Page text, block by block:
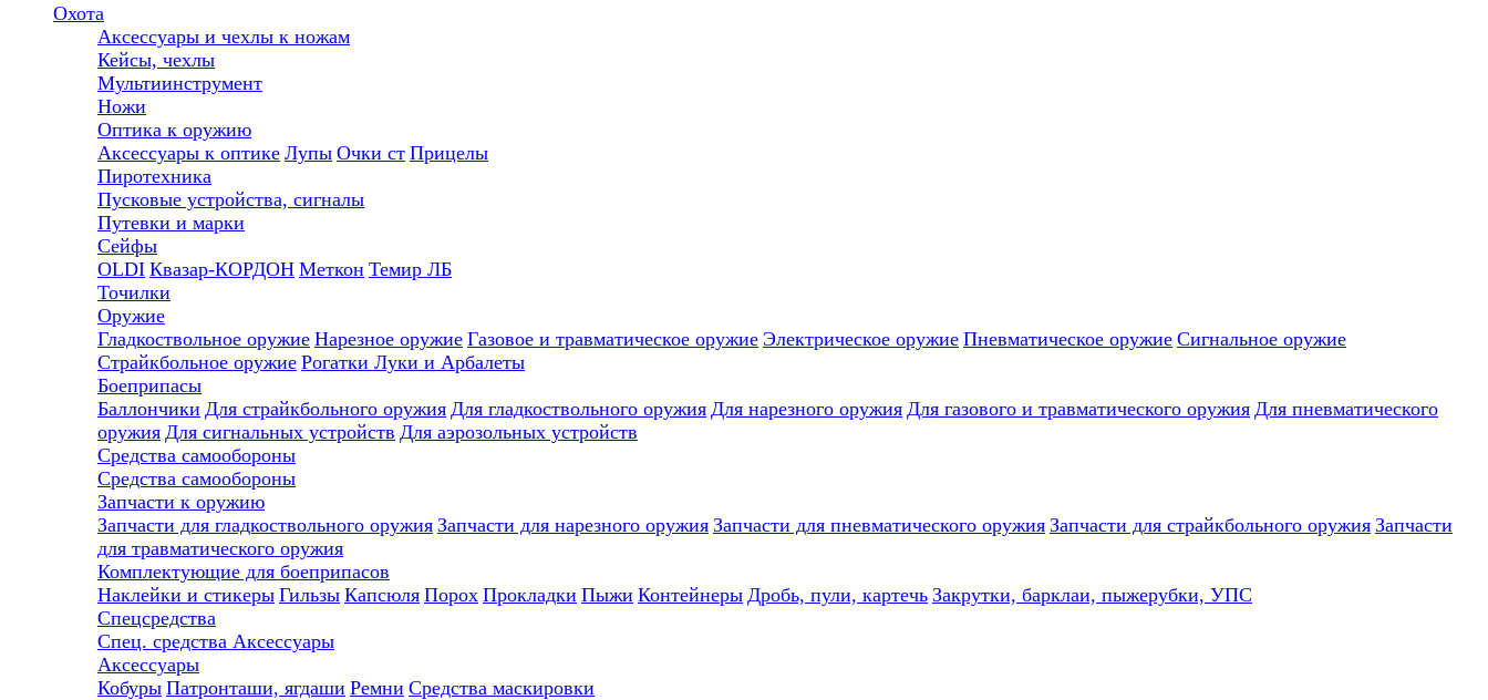
Охота
Аксессуары и чехлы к ножам
Кейсы, чехлы
Мультиинструмент
Ножи
Оптика к оружию
Аксессуары к оптике Лупы Очки ст Прицелы
Пиротехника
Пусковые устройства, сигналы
Путевки и марки
Сейфы
OLDI Квазар-КОРДОН Меткон Темир ЛБ
Точилки
Оружие
Гладкоствольное оружие Нарезное оружие Газовое и травматическое оружие Электрическое оружие Пневматическое оружие Сигнальное оружие
Страйкбольное оружие Рогатки Луки и Арбалеты
Боеприпасы
Баллончики Для страйкбольного оружия Для гладкоствольного оружия Для нарезного оружия Для газового и травматического оружия Для пневматического
оружия Для сигнальных устройств Для аэрозольных устройств
Средства самообороны
Средства самообороны
Запчасти к оружию
Запчасти для гладкоствольного оружия Запчасти для нарезного оружия Запчасти для пневматического оружия Запчасти для страйкбольного оружия Запчасти
для травматического оружия
Комплектующие для боеприпасов
Наклейки и стикеры Гильзы Капсюля Порох Прокладки Пыжи Контейнеры Дробь, пули, картечь Закрутки, барклаи, пыжерубки, УПС
Спецсредства
Спец. средства Аксессуары
Аксессуары
Кобуры Патронташи, ягдаши Ремни Средства маскировки